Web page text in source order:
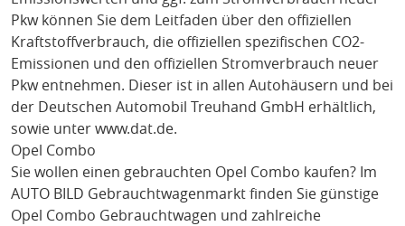
Pkw können Sie dem Leitfaden über den offiziellen
Kraftstoffverbrauch, die offiziellen spezifischen CO2-
Emissionen und den offiziellen Stromverbrauch neuer
Pkw entnehmen. Dieser ist in allen Autohäusern und bei
der Deutschen Automobil Treuhand GmbH erhältlich,
sowie unter www.dat.de.
Opel Combo
Sie wollen einen gebrauchten Opel Combo kaufen? Im
AUTO BILD Gebrauchtwagenmarkt finden Sie günstige
Opel Combo Gebrauchtwagen und zahlreiche